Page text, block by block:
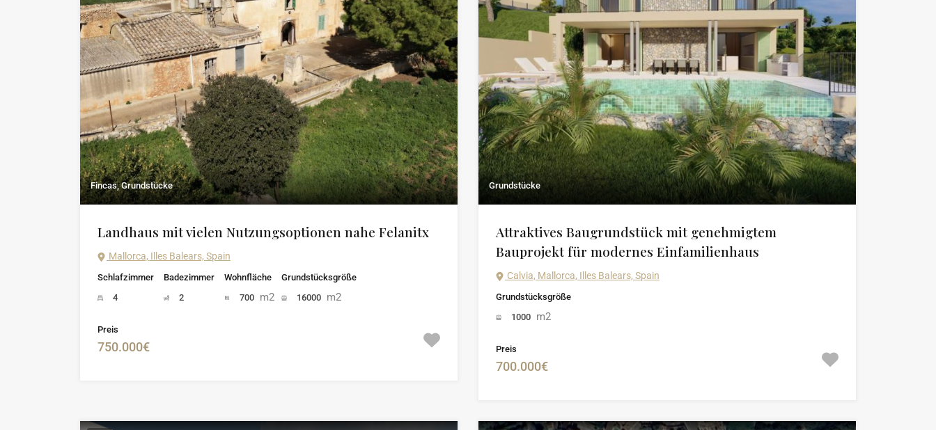
Fincas, Grundstücke
Landhaus mit vielen Nutzungsoptionen nahe Felanitx
Mallorca, Illes Balears, Spain
Schlafzimmer
4
Badezimmer
2
Wohnfläche
700 m2
Grundstücksgröße
16000 m2
Preis
750.000€
Grundstücke
Attraktives Baugrundstück mit genehmigtem
Bauprojekt für modernes Einfamilienhaus
Calvia, Mallorca, Illes Balears, Spain
Grundstücksgröße
1000 m2
Preis
700.000€